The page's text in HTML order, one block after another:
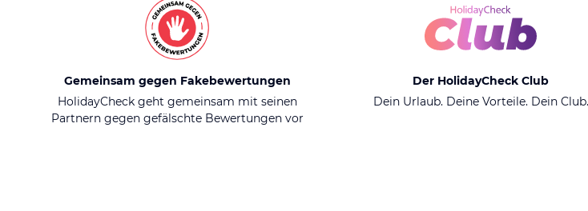
Gemeinsam gegen Fakebewertungen
HolidayCheck geht gemeinsam mit seinen
Partnern gegen gefälschte Bewertungen vor
Der HolidayCheck Club
Dein Urlaub. Deine Vorteile. Dein Club.